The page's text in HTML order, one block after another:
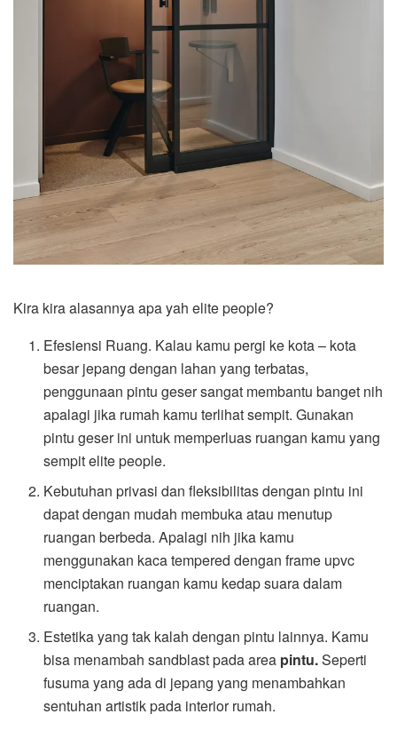
Kira kira alasannya apa yah elite people?
Efesiensi Ruang. Kalau kamu pergi ke kota – kota
besar jepang dengan lahan yang terbatas,
penggunaan pintu geser sangat membantu banget nih
apalagi jika rumah kamu terlihat sempit. Gunakan
pintu geser ini untuk memperluas ruangan kamu yang
sempit elite people.
Kebutuhan privasi dan fleksibilitas dengan pintu ini
dapat dengan mudah membuka atau menutup
ruangan berbeda. Apalagi nih jika kamu
menggunakan kaca tempered dengan frame upvc
menciptakan ruangan kamu kedap suara dalam
ruangan.
Estetika yang tak kalah dengan pintu lainnya. Kamu
bisa menambah sandblast pada area pintu.Seperti
fusuma yang ada di jepang yang menambahkan
sentuhan artistik pada interior rumah.